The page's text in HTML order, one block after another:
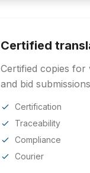
Certified
Certified copies for
and bid
Certification
Traceability
Compliance
Courier